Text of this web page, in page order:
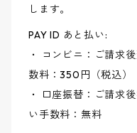
します。
PAY ID あと払い:
・ コンビニ：ご請求
数料：350円（税込）
・ 口座振替：ご請求
い手数料：無料